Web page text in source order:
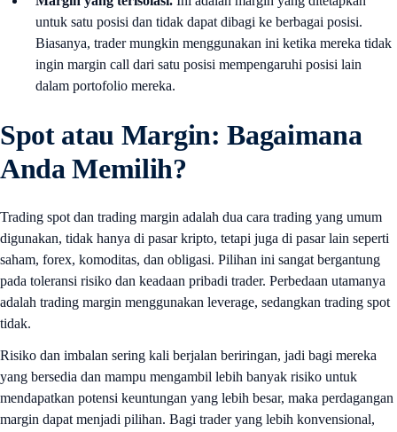
untuk satu posisi dan tidak dapat dibagi ke berbagai posisi.
Biasanya, trader mungkin menggunakan ini ketika mereka tidak
ingin margin call dari satu posisi mempengaruhi posisi lain
dalam portofolio mereka.
Spot atau Margin: Bagaimana
Anda Memilih?
Trading spot dan trading margin adalah dua cara trading yang umum
digunakan, tidak hanya di pasar kripto, tetapi juga di pasar lain seperti
saham, forex, komoditas, dan obligasi. Pilihan ini sangat bergantung
pada toleransi risiko dan keadaan pribadi trader. Perbedaan utamanya
adalah trading margin menggunakan leverage, sedangkan trading spot
tidak.
Risiko dan imbalan sering kali berjalan beriringan, jadi bagi mereka
yang bersedia dan mampu mengambil lebih banyak risiko untuk
mendapatkan potensi keuntungan yang lebih besar, maka perdagangan
margin dapat menjadi pilihan. Bagi trader yang lebih konvensional,